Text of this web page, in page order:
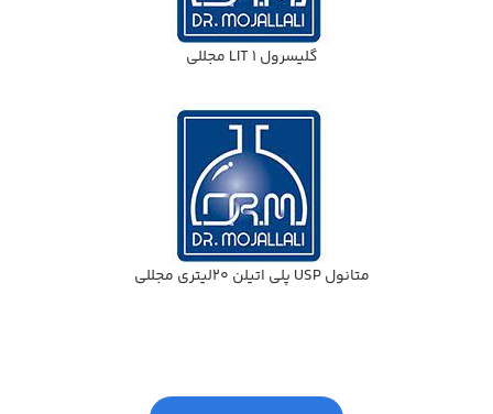
گليسرول 1 LIT مجللي
متانول USP پلي اتيلن 20ليتري مجللي